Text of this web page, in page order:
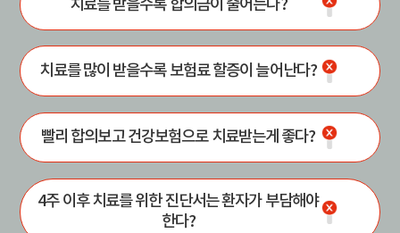
치료를 받을수록 합의금이 줄어든다?
치료를 많이 받을수록 보험료 할증이 늘어난다?
빨리 합의보고 건강보험으로 치료받는게 좋다?
4주 이후 치료를 위한 진단서는 환자가 부담해야
한다?